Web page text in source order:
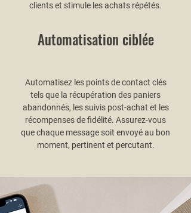
clients et stimule les achats répétés.
Automatisation ciblée
Automatisez les points de contact clés
tels que la récupération des paniers
abandonnés, les suivis post-achat et les
récompenses de fidélité. Assurez-vous
que chaque message soit envoyé au bon
moment, pertinent et percutant.